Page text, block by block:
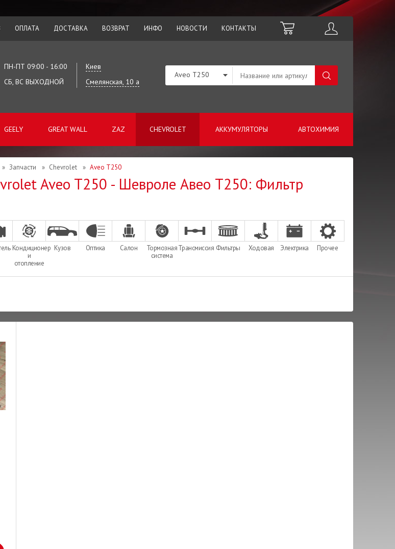
ОПЛАТА ДОСТАВКА ВОЗВРАТ ИНФО НОВОСТИ КОНТАКТЫ
ПН-ПТ 09:00 - 16:00
СБ, ВС ВЫХОДНОЙ
Киев
Смелянская, 10 а
GEELY GREAT WALL ZAZ CHEVROLET АККУМУЛЯТОРЫ АВТОХИМИЯ
Aveo T250
» Запчасти » Chevrolet » Aveo T250
Aveo T250 - Шевроле Авео Т250: Фильтр
Кондиционер
и
отопление
Кузов Оптика Салон
Тормозная
система
Трансмиссия Фильтры Ходовая Электрика Прочее